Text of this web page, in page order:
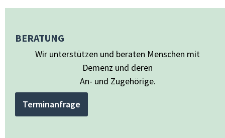
BERATUNG
Wir unterstützen und beraten Menschen mit
Demenz und deren
An- und Zugehörige.
Terminanfrage